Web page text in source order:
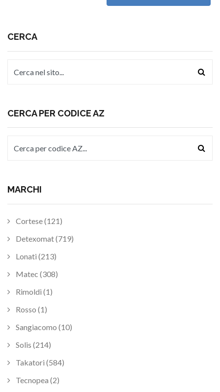
CERCA
CERCA PER CODICE AZ
MARCHI
Cortese (121)
Detexomat (719)
Lonati (213)
Matec (308)
Rimoldi (1)
Rosso (1)
Sangiacomo (10)
Solis (214)
Takatori (584)
Tecnopea (2)